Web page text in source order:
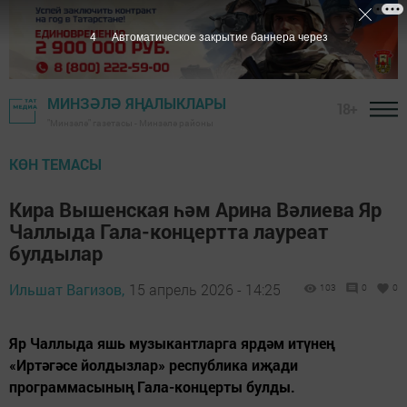
МИНЗӘЛӘ ЯҢАЛЫКЛАРЫ
КӨН ТЕМАСЫ
Кира Вышенская һәм Арина Вәлиева Яр
Чаллыда Гала-концертта лауреат
булдылар
Ильшат Вагизов, 15 апрель 2026 - 14:25 103 0 0
Яр Чаллыда яшь музыкантларга ярдәм итүнең
«Иртәгәсе йолдызлар» республика иҗади
программасының Гала-концерты булды.
2 Автоматическое закрытие баннера через